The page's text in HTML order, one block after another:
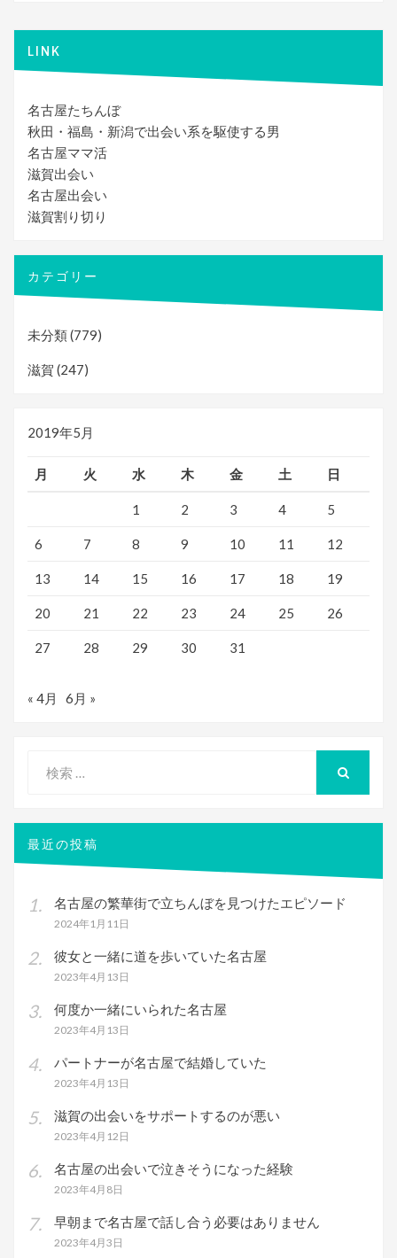
LINK
名古屋たちんぼ
秋田・福島・新潟で出会い系を駆使する男
名古屋ママ活
滋賀出会い
名古屋出会い
滋賀割り切り
カテゴリー
未分類(779)
滋賀 (247)
2019年5月
月 火 水 木 金 土 日
1 2 3 4 5
6 7 8 9 10 11 12
13 14 15 16 17 18 19
20 21 22 23 24 25 26
27 28 29 30 31
« 4月 6月 »
象:
最近の投稿
名古屋の繁華街で立ちんぼを見つけたエピソード
2024年1月11日
彼女と一緒に道を歩いていた名古屋
2023年4月13日
何度か一緒にいられた名古屋
2023年4月13日
パートナーが名古屋で結婚していた
2023年4月13日
滋賀の出会いをサポートするのが悪い
2023年4月12日
名古屋の出会いで泣きそうになった経験
2023年4月8日
早朝まで名古屋で話し合う必要はありません
2023年4月3日